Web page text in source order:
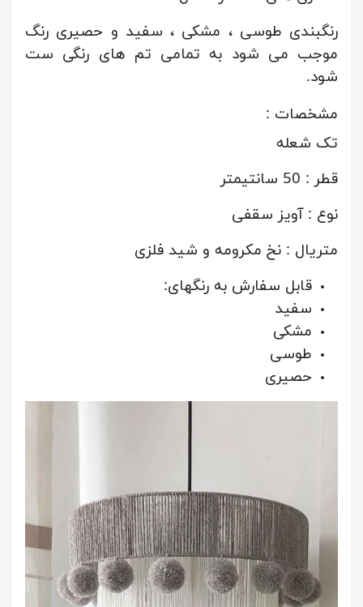
رنگبندی طوسی ، مشکی ، سفید و حصیری رنگ
موجب می شود به تمامی تم های رنگی ست
شود.
مشخصات :
تک شعله
قطر : 50 سانتیمتر
نوع : آویز سقفی
متریال : نخ مکرومه و شید فلزی
قابل سفارش به رنگهای:
سفید
مشکی
طوسی
حصیری